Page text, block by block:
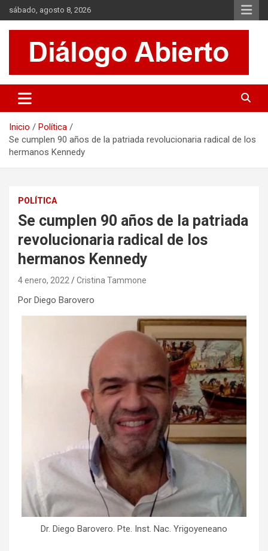
Saltar
al
contenido
sábado, agosto 8, 2026
Diálogo Abierto
Se tratan diversos temas de actualidad buscando hacer un
aporte a la sociedad, brindando información relevante de lo que
Inicio
Política
Se cumplen 90 años de la patriada revolucionaria radical de los
hermanos Kennedy
POLÍTICA
Se cumplen 90 años de la patriada
revolucionaria radical de los
hermanos Kennedy
4 enero, 2022 Cristina Tammone
Por Diego Barovero
Dr. Diego Barovero. Pte. Inst. Nac. Yrigoyeneano